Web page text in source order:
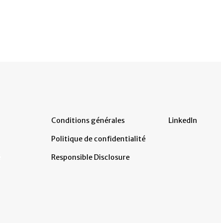
Conditions générales
Politique de confidentialité
Responsible Disclosure
LinkedIn